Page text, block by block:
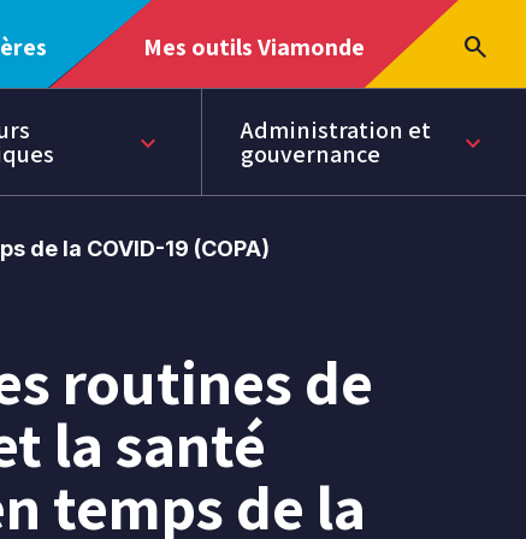
Ouvrir
menu
Mes outils Viamonde search
la
keyboard_arrow_down Administration et
gouvernance keyboard_arrow_down
Page
courante
dans
section
de la COVID-19 (COPA)
routines de
la santé
temps de la